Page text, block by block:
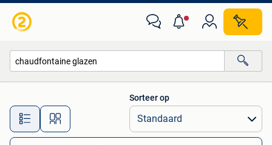
Alle afstanden…
Sorteer op